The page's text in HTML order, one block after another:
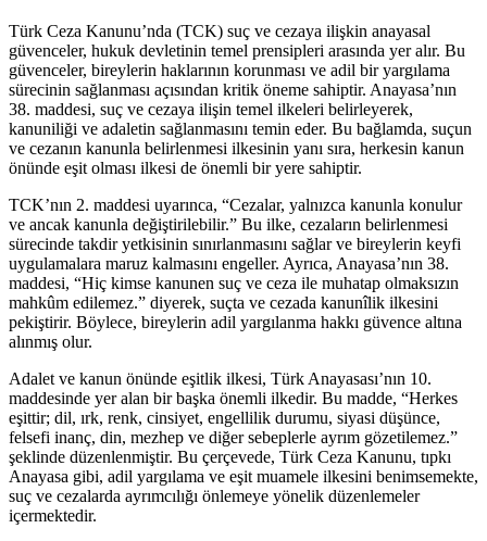
Türk Ceza⁢ Kanunu’nda (TCK) suç ve cezaya ilişkin ‌anayasal‍
güvenceler, hukuk ‌devletinin ⁢temel prensipleri arasında⁣ yer alır. Bu
güvenceler, bireylerin haklarının korunması ve adil ​bir ⁣yargılama
sürecinin sağlanması açısından kritik öneme ​sahiptir. Anayasa’nın
38. maddesi, suç ve cezaya ilişin⁢ temel ilkeleri belirleyerek,
kanuniliği‌ ve adaletin sağlanmasını‌ temin eder. Bu⁢ bağlamda, ⁣suçun⁢
ve cezanın kanunla⁤ belirlenmesi ilkesinin yanı‌ sıra, herkesin kanun
önünde eşit olması ⁢ilkesi de önemli bir yere​ sahiptir.
TCK’nın 2.⁣ maddesi uyarınca, “Cezalar, yalnızca kanunla konulur
ve ancak kanunla değiştirilebilir.” ⁤Bu ilke, cezaların belirlenmesi
sürecinde takdir yetkisinin sınırlanmasını‍ sağlar ve bireylerin keyfi⁢
uygulamalara maruz​ kalmasını engeller. Ayrıca, Anayasa’nın 38.
⁣maddesi, “Hiç kimse kanunen ⁤suç⁣ ve ceza ile muhatap olmaksızın
mahkûm edilemez.” diyerek, suçta ve ​cezada kanunîlik⁢ ilkesini
⁢pekiştirir. Böylece, bireylerin adil yargılanma hakkı güvence altına
alınmış olur.
Adalet ve ⁣kanun​ önünde eşitlik ilkesi, Türk Anayasası’nın 10.‍
maddesinde yer alan ​bir​ başka önemli ilkedir. Bu madde,⁤ “Herkes
eşittir; dil, ırk, renk,‌ cinsiyet, engellilik⁣ durumu, siyasi düşünce,
felsefi ​inanç, din, mezhep ve diğer sebeplerle ayrım gözetilemez.”
⁢şeklinde düzenlenmiştir. Bu çerçevede, Türk Ceza ⁤Kanunu, tıpkı
Anayasa gibi, adil⁤ yargılama ‍ve eşit muamele ilkesini benimsemekte,
suç ve cezalarda ayrımcılığı önlemeye yönelik ‌düzenlemeler⁢
içermektedir.